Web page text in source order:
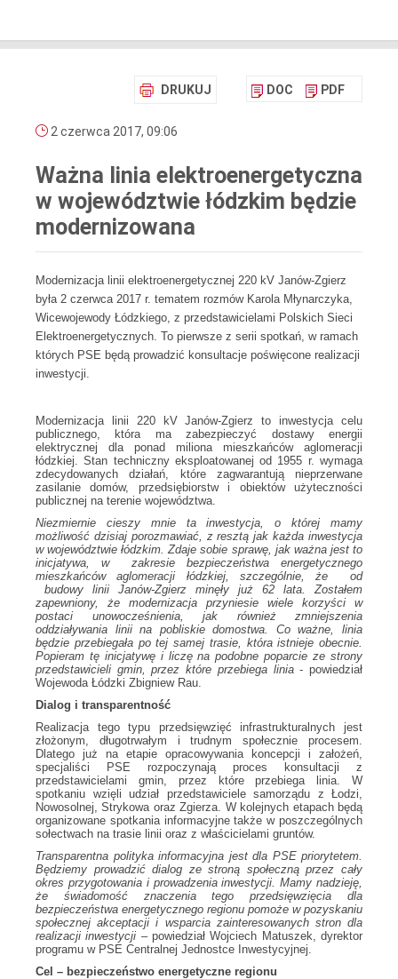
DRUKUJ DOC PDF
2 czerwca 2017, 09:06
Ważna linia elektroenergetyczna
w województwie łódzkim będzie
modernizowana
Modernizacja linii elektroenergetycznej 220 kV Janów-Zgierz
była 2 czerwca 2017 r. tematem rozmów Karola Młynarczyka,
Wicewojewody Łódzkiego, z przedstawicielami Polskich Sieci
Elektroenergetycznych. To pierwsze z serii spotkań, w ramach
których PSE będą prowadzić konsultacje poświęcone realizacji
inwestycji.
Modernizacja linii 220 kV Janów-Zgierz to inwestycja celu
publicznego, która ma zabezpieczyć dostawy energii
elektrycznej dla ponad miliona mieszkańców aglomeracji
łódzkiej. Stan techniczny eksploatowanej od 1955 r. wymaga
zdecydowanych działań, które zagwarantują nieprzerwane
zasilanie domów, przedsiębiorstw i obiektów użyteczności
publicznej na terenie województwa.
Niezmiernie cieszy mnie ta inwestycja, o której mamy
możliwość dzisiaj porozmawiać, z resztą jak każda inwestycja
w województwie łódzkim. Zdaje sobie sprawę, jak ważna jest to
inicjatywa, w zakresie bezpieczeństwa energetycznego
mieszkańców aglomeracji łódzkiej, szczególnie, że od
budowy linii Janów-Zgierz minęły już 62 lata. Zostałem
zapewniony, że modernizacja przyniesie wiele korzyści w
postaci unowocześnienia, jak również zmniejszenia
oddziaływania linii na pobliskie domostwa. Co ważne, linia
będzie przebiegała po tej samej trasie, która istnieje obecnie.
Popieram tę inicjatywę i liczę na podobne poparcie ze strony
przedstawicieli gmin, przez które przebiega linia - powiedział
Wojewoda Łódzki Zbigniew Rau.
Dialog i transparentność
Realizacja tego typu przedsięwzięć infrastrukturalnych jest
złożonym, długotrwałym i trudnym społecznie procesem.
Dlatego już na etapie opracowywania koncepcji i założeń,
specjaliści PSE rozpoczynają proces konsultacji z
przedstawicielami gmin, przez które przebiega linia. W
spotkaniu wzięli udział przedstawiciele samorządu z Łodzi,
Nowosolnej, Strykowa oraz Zgierza. W kolejnych etapach będą
organizowane spotkania informacyjne także w poszczególnych
sołectwach na trasie linii oraz z właścicielami gruntów.
Transparentna polityka informacyjna jest dla PSE priorytetem.
Będziemy prowadzić dialog ze stroną społeczną przez cały
okres przygotowania i prowadzenia inwestycji. Mamy nadzieję,
że świadomość znaczenia tego przedsięwzięcia dla
bezpieczeństwa energetycznego regionu pomoże w pozyskaniu
społecznej akceptacji i wsparcia zainteresowanych stron dla
realizacji inwestycji – powiedział Wojciech Matuszek, dyrektor
programu w PSE Centralnej Jednostce Inwestycyjnej.
Cel – bezpieczeństwo energetyczne regionu